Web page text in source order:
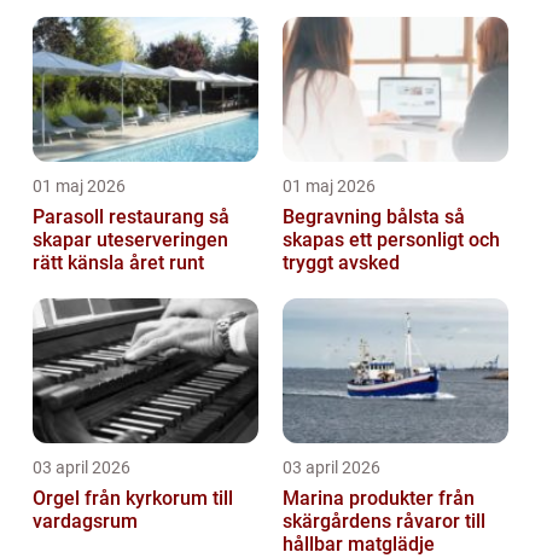
01 maj 2026
Parasoll restaurang så
skapar uteserveringen
rätt känsla året runt
01 maj 2026
Begravning bålsta så
skapas ett personligt och
tryggt avsked
03 april 2026
Orgel från kyrkorum till
vardagsrum
03 april 2026
Marina produkter från
skärgårdens råvaror till
hållbar matglädje